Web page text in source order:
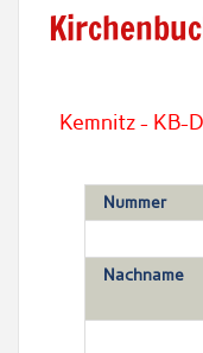
Kemnitz - KB-
Nummer
Nachname